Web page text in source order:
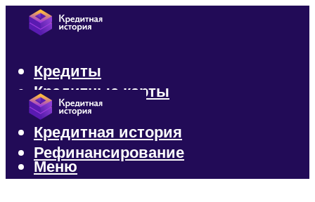
Кредиты
Кредитные карты
Микрозаймы
Кредитная история
Рефинансирование
Меню